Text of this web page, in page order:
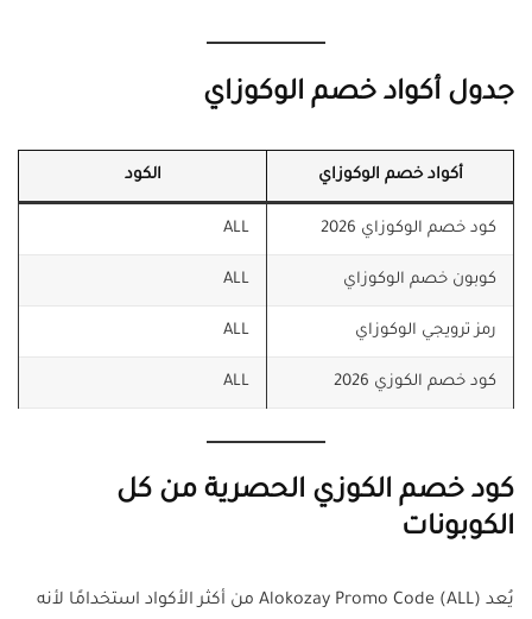
جدول أكواد خصم الوكوزاي
أكواد خصم الوكوزاي الكود
كود خصم الوكوزاي 2026 ALL
كوبون خصم الوكوزاي ALL
رمز ترويجي الوكوزاي ALL
كود خصم الكوزي 2026 ALL
كود خصم الكوزي الحصرية من كل
الكوبونات
يُعد Alokozay Promo Code (ALL) من أكثر الأكواد استخدامًا لأنه